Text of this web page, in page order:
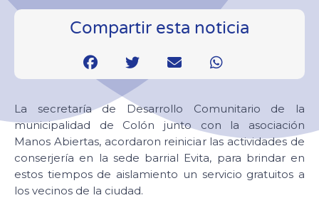
Compartir esta noticia
La secretaría de Desarrollo Comunitario de la
municipalidad de Colón junto con la asociación
Manos Abiertas, acordaron reiniciar las actividades de
conserjería en la sede barrial Evita, para brindar en
estos tiempos de aislamiento un servicio gratuitos a
los vecinos de la ciudad.